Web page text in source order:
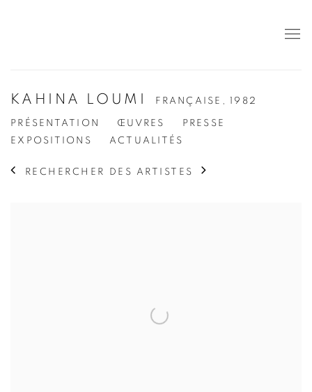
KAHINA LOUMI FRANÇAISE, 1982
PRÉSENTATION ŒUVRES
PRESSE
EXPOSITIONS
ACTUALITÉS
RECHERCHER DES ARTISTES